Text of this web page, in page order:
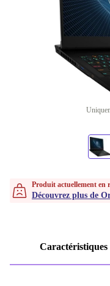
Produit actuellement en
Découvrez plus de
Caractéristiques